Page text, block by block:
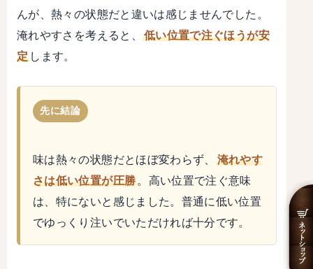
んが、熱々の状態だと違いは感じませんでした。
淹れやすさを考えると、
低い位置で注ぐほうが安
定 します。
先に結論
味は熱々の状態だとほぼ変わらず、
淹れやす
さは低い位置が圧勝 。高い位置で注ぐ意味
は、特にないと感じました。普通に低い位置
でゆっくり注いでいただければ十分です。